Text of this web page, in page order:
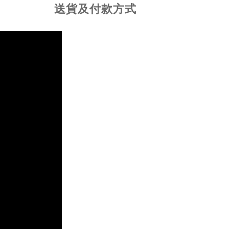
送貨及付款方式